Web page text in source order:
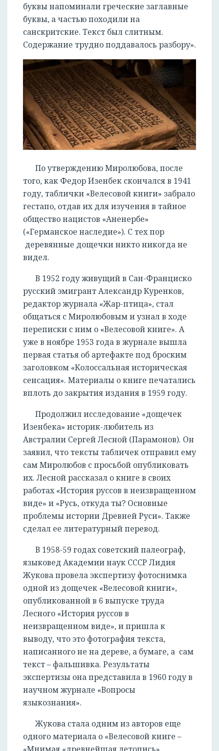
буквы напоминали греческие заглавные
буквы, а частью походили на
санскритские. Текст был слитным.
Содержание трудно поддавалось разбору».
По утверждению Миролюбова, после
того, как Федор Изенбек скончался в 1941
году, таблички «Велесовой книги» забрало
гестапо, отдав их для изучения в тайное
общество нацистов «Аненербе»
(«Германское наследие»). С тех пор
деревянные дощечки никто никогда не
видел.
В 1952 году живущий в Сан-Франциско
русский эмигрант Александр Куренков,
редактор журнала «Жар-птица», стал
общаться с Миролюбовым и узнал в ходе
переписки с ним о «Велесовой книге». А
уже в ноябре 1953 года в журнале вышла
первая статья об артефакте под броским
заголовком «Колоссальная историческая
сенсация». Материалы о книге печатались
вплоть до закрытия издания в 1959 году.
Продолжил исследование «дощечек
Изенбека» историк-любитель из
Австралии Сергей Лесной (Парамонов). Он
заявил, что тексты табличек отправил ему
сам Миролюбов с просьбой опубликовать
их. Лесной рассказал о книге в своих
работах «История руссов в неизвращенном
виде» и «Русь, откуда ты? Основные
проблемы истории Древней Руси». Также
сделал ее литературный перевод.
В 1958-59 годах советский палеограф,
языковед Академии наук СССР Лидия
Жукова провела экспертизу фотоснимка
одной из дощечек «Велесовой книги»,
опубликованной в 6 выпуске труда
Лесного «История руссов в
неизвращенном виде», и пришла к
выводу, что это фотография текста,
написанного не на дереве, а бумаге, а сам
текст – фальшивка. Результаты
экспертизы она представила в 1960 году в
научном журнале «Вопросы
языкознания».
Жукова стала одним из авторов еще
одного материала о «Велесовой книге –